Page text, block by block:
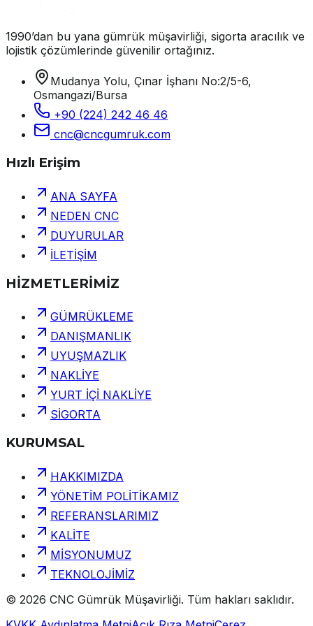
1990’dan bu yana gümrük müşavirliği, sigorta aracılık ve
lojistik çözümlerinde güvenilir ortağınız.
Mudanya Yolu, Çınar İşhanı No:2/5-6,
Osmangazi/Bursa
+90 (224) 242 46 46
cnc@cncgumruk.com
Hızlı Erişim
ANA SAYFA
NEDEN CNC
DUYURULAR
İLETİŞİM
HİZMETLERİMİZ
GÜMRÜKLEME
DANIŞMANLIK
UYUŞMAZLIK
NAKLİYE
YURT İÇİ NAKLİYE
SİGORTA
KURUMSAL
HAKKIMIZDA
YÖNETİM POLİTİKAMIZ
REFERANSLARIMIZ
KALİTE
MİSYONUMUZ
TEKNOLOJİMİZ
© 2026 CNC Gümrük Müşavirliği. Tüm hakları saklıdır.